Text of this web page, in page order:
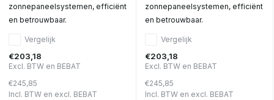
zonnepaneelsystemen, efficiënt
en betrouwbaar.
Vergelijk
€203,18
Excl. BTW en BEBAT
€245,85
Incl. BTW en excl. BEBAT
zonnepaneelsystemen, efficiënt
en betrouwbaar.
Vergelijk
€203,18
Excl. BTW en BEBAT
€245,85
Incl. BTW en excl. BEBAT